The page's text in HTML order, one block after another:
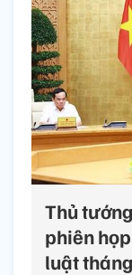
Thủ
phiên
luật